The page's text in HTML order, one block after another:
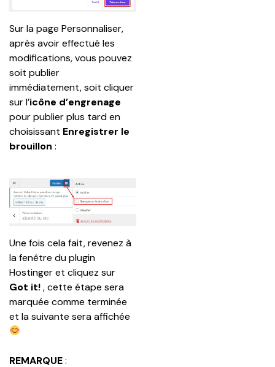
Sur la page Personnaliser,
après avoir effectué les
modifications, vous pouvez
soit publier
immédiatement, soit cliquer
sur l’icône d’engrenage
pour publier plus tard en
choisissant Enregistrer le
brouillon :
Une fois cela fait, revenez à
la fenêtre du plugin
Hostinger et cliquez sur
Got it! , cette étape sera
marquée comme terminée
et la suivante sera affichée
REMARQUE :